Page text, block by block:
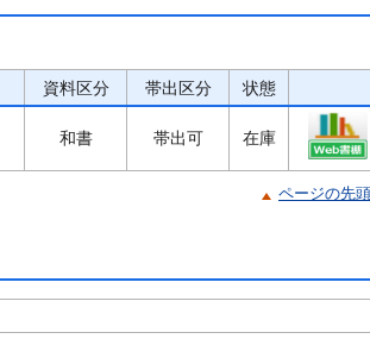
資料区分 帯出区分 状態
和書 帯出可 在庫
ページの先